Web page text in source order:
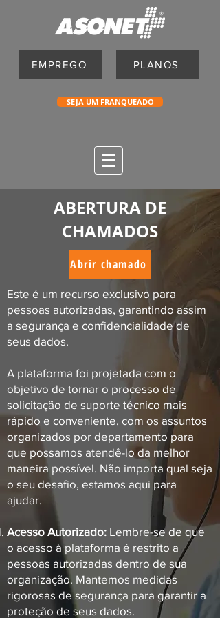
EMPREGO PLANOS
SEJA UM FRANQUEADO
ABERTURA DE
CHAMADOS
Abrir chamado
Este é um recurso exclusivo para
pessoas autorizadas, garantindo assim
a segurança e confidencialidade de
seus dados.
A plataforma foi projetada com o
objetivo de tornar o processo de
solicitação de suporte técnico mais
rápido e conveniente, com os assuntos
organizados por departamento para
que possamos atendê-lo da melhor
maneira possível. Não importa qual seja
o seu desafio, estamos aqui para
ajudar.
Acesso Autorizado: Lembre-se de que
o acesso à plataforma é restrito a
pessoas autorizadas dentro de sua
organização. Mantemos medidas
rigorosas de segurança para garantir a
proteção de seus dados.